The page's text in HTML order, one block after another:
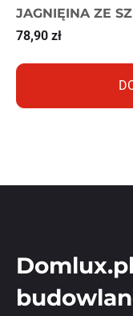
JAGNIĘINA ZE
78,90 zł